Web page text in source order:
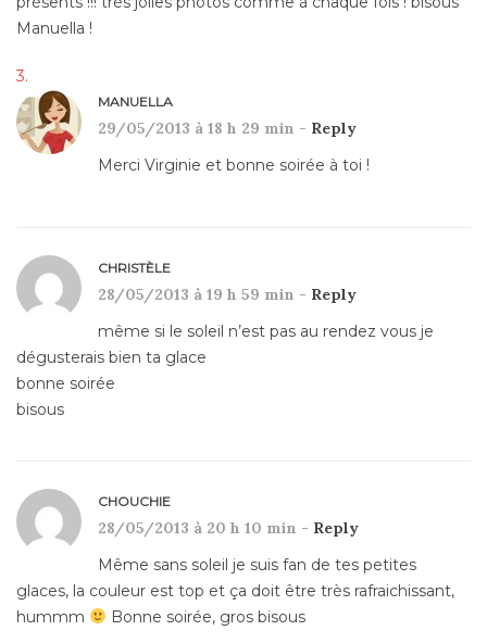
Manuella !
MANUELLA
29/05/2013 à 18 h 29 min - Reply
Merci Virginie et bonne soirée à toi !
CHRISTÈLE
28/05/2013 à 19 h 59 min - Reply
même si le soleil n’est pas au rendez vous je
dégusterais bien ta glace
bonne soirée
bisous
CHOUCHIE
28/05/2013 à 20 h 10 min - Reply
Même sans soleil je suis fan de tes petites
glaces, la couleur est top et ça doit être très rafraichissant,
hummm
Bonne soirée, gros bisous